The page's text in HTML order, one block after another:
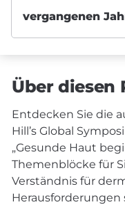
Über diesen
Entdecken Sie die
Hill’s Global
„Gesunde Haut
Themenblöcke für
Verständnis für
Herausforderungen